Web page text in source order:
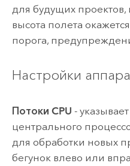
для будущих
высота полета
порога,
Настройки
Потоки CPU -
центрального
для обработки новых
бегунок влево или